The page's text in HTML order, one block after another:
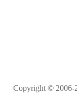
Copyright ©